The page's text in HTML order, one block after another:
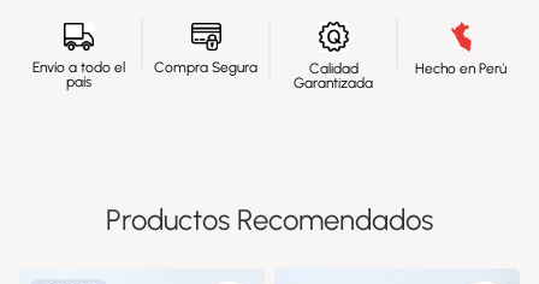
Envío a todo el
país
Compra Segura
Calidad
Garantizada
Hecho en Perú
Productos Recomendados